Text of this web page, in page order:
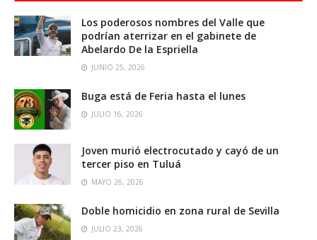
Los poderosos nombres del Valle que
podrían aterrizar en el gabinete de
Abelardo De la Espriella
JUNIO 25, 2026
Buga está de Feria hasta el lunes
JULIO 16, 2026
Joven murió electrocutado y cayó de un
tercer piso en Tuluá
MAYO 26, 2026
Doble homicidio en zona rural de Sevilla
JULIO 23, 2026